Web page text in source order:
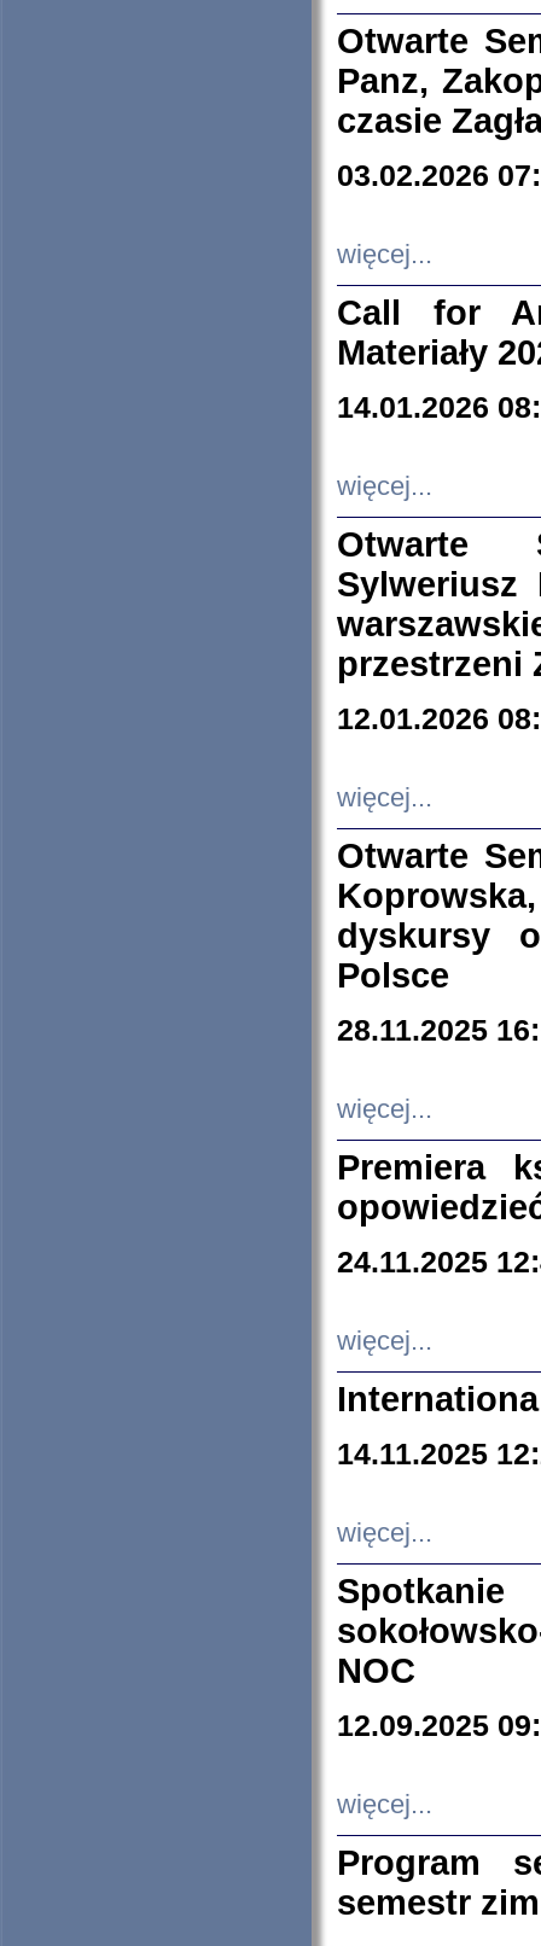
Otwarte
Panz,
czasie
03.02.2026
więcej...
Call for
Materiały
14.01.2026
więcej...
Otwarte
Sylweriusz
przestrzeni
12.01.2026
więcej...
Otwarte
dyskursy
Polsce
28.11.2025
więcej...
Premiera
24.11.2025
więcej...
14.11.2025
więcej...
NOC
12.09.2025
więcej...
Program
semestr